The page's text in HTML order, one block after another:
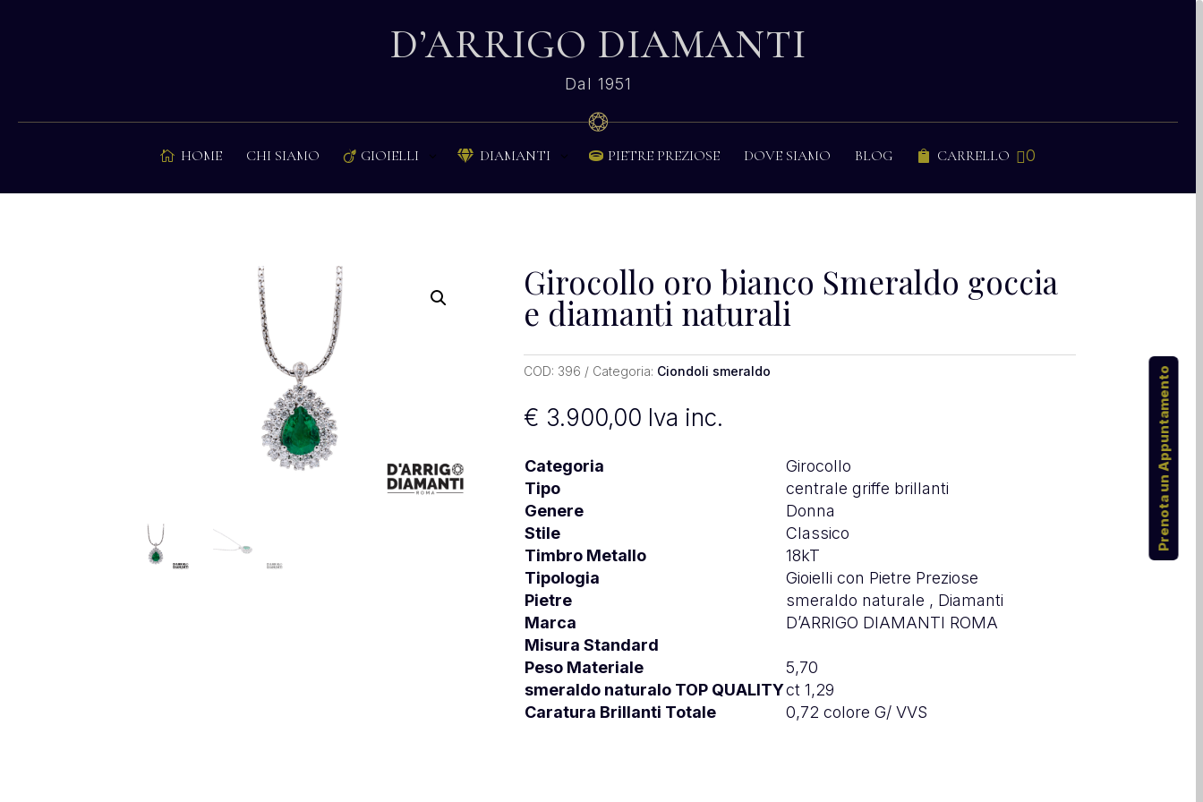
D’ARRIGO DIAMANTI
Dal 1951
 HOME CHI SIAMO  GIOIELLI  DIAMANTI  PIETRE PREZIOSE DOVE SIAMO BLOG  CARRELLO 0
Girocollo oro bianco Smeraldo goccia
e diamanti naturali
COD: 396 Categoria: Ciondoli smeraldo
€ 3.900,00 Iva inc.
Categoria
Girocollo
Tipo
centrale griffe brillanti
Genere
Donna
Stile
Classico
Timbro Metallo
18kT
Tipologia
Gioielli con Pietre Preziose
Pietre
smeraldo naturale , Diamanti
Marca
D’ARRIGO DIAMANTI ROMA
Misura Standard
Peso Materiale
5,70
smeraldo naturalo TOP QUALITYct 1,29
Caratura Brillanti Totale
0,72 colore G/ VVS
Prenota un Appuntamento